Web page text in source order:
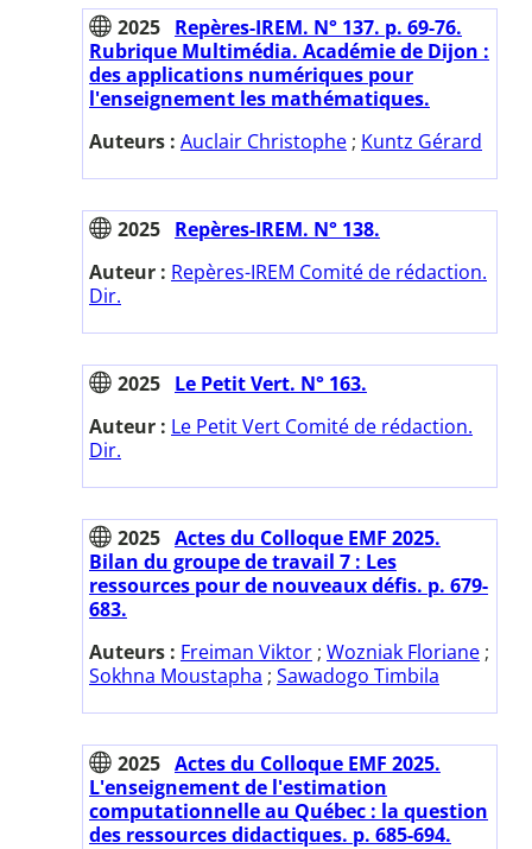
2025 Repères-IREM. N° 137. p. 69-76.
Rubrique Multimédia. Académie de Dijon :
des applications numériques pour
l'enseignement les mathématiques.
Auteurs : Auclair Christophe ; Kuntz Gérard
2025 Repères-IREM. N° 138.
Auteur : Repères-IREM Comité de rédaction.
Dir.
2025 Le Petit Vert. N° 163.
Auteur : Le Petit Vert Comité de rédaction.
Dir.
2025 Actes du Colloque EMF 2025.
Bilan du groupe de travail 7 : Les
ressources pour de nouveaux défis. p. 679-
683.
Auteurs : Freiman Viktor ; Wozniak Floriane ;
Sokhna Moustapha ; Sawadogo Timbila
2025 Actes du Colloque EMF 2025.
L'enseignement de l'estimation
computationnelle au Québec : la question
des ressources didactiques. p. 685-694.